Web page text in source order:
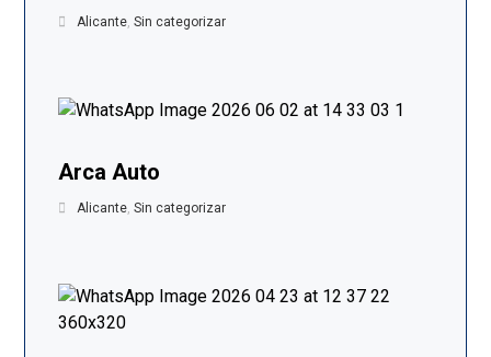
Alicante,Sin categorizar
Arca Auto
Alicante,Sin categorizar